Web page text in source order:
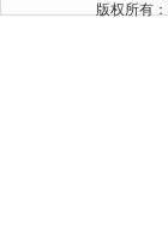
版权所有：